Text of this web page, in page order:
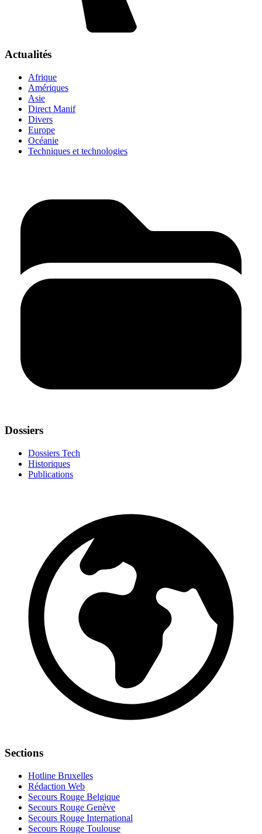
Actualités
Afrique
Amériques
Asie
Direct Manif
Divers
Europe
Océanie
Techniques et technologies
Dossiers
Dossiers Tech
Historiques
Publications
Sections
Hotline Bruxelles
Rédaction Web
Secours Rouge Belgique
Secours Rouge Genève
Secours Rouge International
Secours Rouge Toulouse